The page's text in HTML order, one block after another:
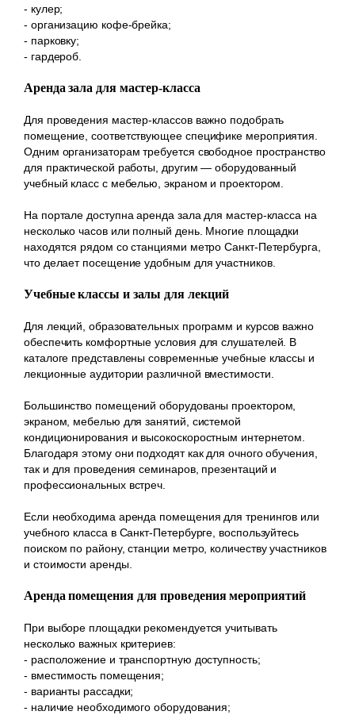
- кулер;
- организацию кофе-брейка;
- парковку;
- гардероб.
Аренда зала для мастер-класса
Для проведения мастер-классов важно подобрать
помещение, соответствующее специфике мероприятия.
Одним организаторам требуется свободное пространство
для практической работы, другим — оборудованный
учебный класс с мебелью, экраном и проектором.
На портале доступна аренда зала для мастер-класса на
несколько часов или полный день. Многие площадки
находятся рядом со станциями метро Санкт-Петербурга,
что делает посещение удобным для участников.
Учебные классы и залы для лекций
Для лекций, образовательных программ и курсов важно
обеспечить комфортные условия для слушателей. В
каталоге представлены современные учебные классы и
лекционные аудитории различной вместимости.
Большинство помещений оборудованы проектором,
экраном, мебелью для занятий, системой
кондиционирования и высокоскоростным интернетом.
Благодаря этому они подходят как для очного обучения,
так и для проведения семинаров, презентаций и
профессиональных встреч.
Если необходима аренда помещения для тренингов или
учебного класса в Санкт-Петербурге, воспользуйтесь
поиском по району, станции метро, количеству участников
и стоимости аренды.
Аренда помещения для проведения мероприятий
При выборе площадки рекомендуется учитывать
несколько важных критериев:
- расположение и транспортную доступность;
- вместимость помещения;
- варианты рассадки;
- наличие необходимого оборудования;